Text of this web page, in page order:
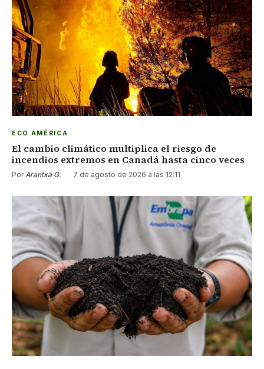
ECO AMÉRICA
El cambio climático multiplica el riesgo de
incendios extremos en Canadá hasta cinco veces
Por Arantxa G. · 7 de agosto de 2026 a las 12:11